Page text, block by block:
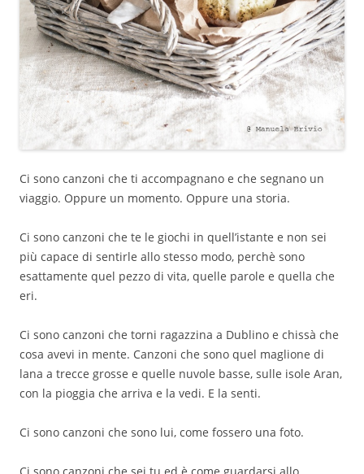
Ci sono canzoni che ti accompagnano e che segnano un
viaggio. Oppure un momento. Oppure una storia.
Ci sono canzoni che te le giochi in quell’istante e non sei
più capace di sentirle allo stesso modo, perchè sono
esattamente quel pezzo di vita, quelle parole e quella che
eri.
Ci sono canzoni che torni ragazzina a Dublino e chissà che
cosa avevi in mente. Canzoni che sono quel maglione di
lana a trecce grosse e quelle nuvole basse, sulle isole Aran,
con la pioggia che arriva e la vedi. E la senti.
Ci sono canzoni che sono lui, come fossero una foto.